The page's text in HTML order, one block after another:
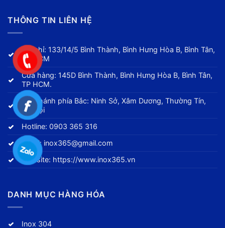
THÔNG TIN LIÊN HỆ
Địa chỉ: 133/14/5 Bình Thành, Bình Hưng Hòa B, Bình Tân,
TP HCM
Cửa hàng: 145D Bình Thành, Bình Hưng Hòa B, Bình Tân,
TP HCM.
Chi nhánh phía Bắc: Ninh Sở, Xâm Dương, Thường Tín,
Hà Nội
Hotline:0903 365 316
Email: inox365@gmail.com
Website: https://www.inox365.vn
DANH MỤC HÀNG HÓA
Inox 304